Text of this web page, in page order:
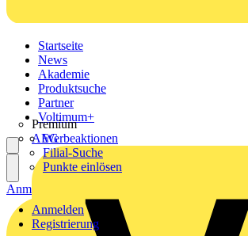
Startseite
News
Akademie
Produktsuche
Partner
Premium
AEG
Voltimum+
Werbeaktionen
Filial-Suche
Punkte einlösen
Anmelden
Registrierung
Anmelden